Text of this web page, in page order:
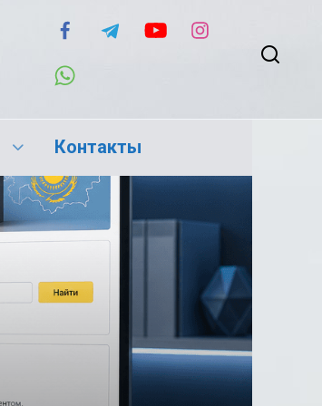
Контакты